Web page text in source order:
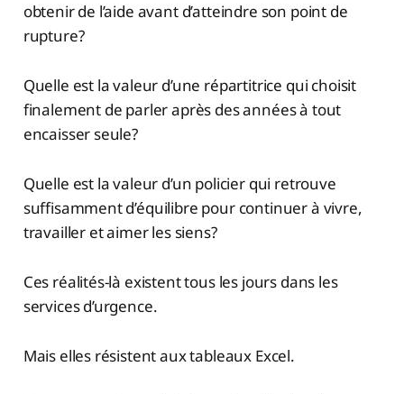
obtenir de l’aide avant d’atteindre son point de
rupture?
Quelle est la valeur d’une répartitrice qui choisit
finalement de parler après des années à tout
encaisser seule?
Quelle est la valeur d’un policier qui retrouve
suffisamment d’équilibre pour continuer à vivre,
travailler et aimer les siens?
Ces réalités-là existent tous les jours dans les
services d’urgence.
Mais elles résistent aux tableaux Excel.